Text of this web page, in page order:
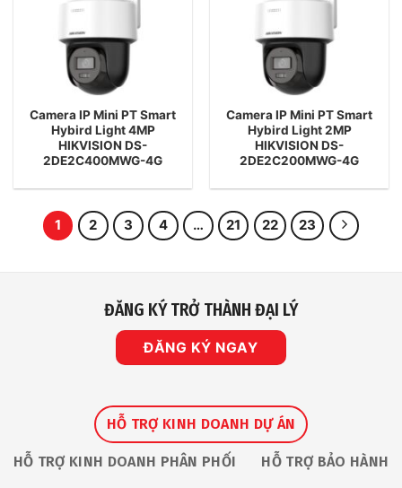
Camera IP Mini PT Smart
Hybird Light 4MP
HIKVISION DS-
2DE2C400MWG-4G
Camera IP Mini PT Smart
Hybird Light 2MP
HIKVISION DS-
2DE2C200MWG-4G
1 2 3 4 … 21 22 23
ĐĂNG KÝ TRỞ THÀNH ĐẠI LÝ
ĐĂNG KÝ NGAY
HỖ TRỢ KINH DOANH DỰ ÁN
HỖ TRỢ KINH DOANH PHÂN PHỐI HỖ TRỢ BẢO HÀNH